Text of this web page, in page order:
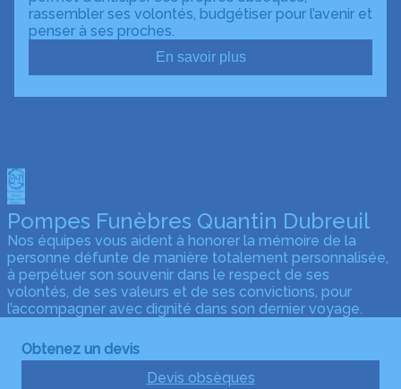
rassembler ses volontés, budgétiser pour l’avenir et
penser à ses proches.
En savoir plus
Pompes Funèbres Quantin Dubreuil
Nos équipes vous aident à honorer la mémoire de la
personne défunte de manière totalement personnalisée,
à perpétuer son souvenir dans le respect de ses
volontés, de ses valeurs et de ses convictions, pour
l’accompagner avec dignité dans son dernier voyage.
Obtenez un devis
Devis obsèques